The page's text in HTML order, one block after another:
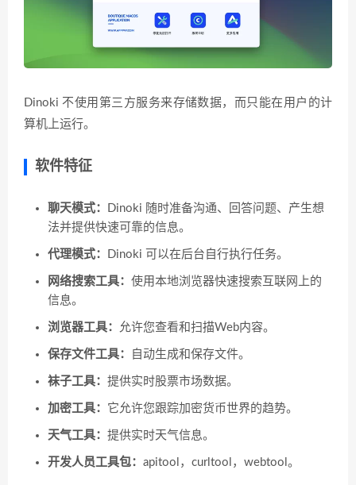
Dinoki 不使用第三方服务来存储数据，而只能在用户的计
算机上运行。
软件特征
聊天模式：
Dinoki 随时准备沟通、回答问题、产生想
法并提供快速可靠的信息。
代理模式： Dinoki 可以在后台自行执行任务。
网络搜索工具： 使用本地浏览器快速搜索互联网上的
信息。
浏览器工具： 允许您查看和扫描Web内容。
保存文件工具： 自动生成和保存文件。
袜子工具： 提供实时股票市场数据。
加密工具： 它允许您跟踪加密货币世界的趋势。
天气工具： 提供实时天气信息。
开发人员工具包： apitool，curltool，webtool。